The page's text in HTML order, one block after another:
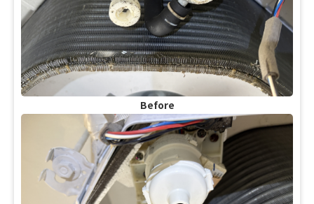
Before